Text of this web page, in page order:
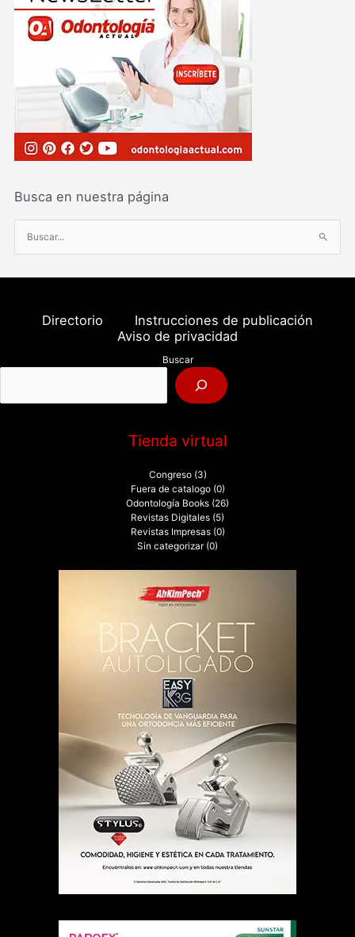
Busca en nuestra página
u
s
o
:
Directorio
Instrucciones de publicación
Aviso de privacidad
Buscar
Tienda virtual
Congreso (3)
Fuera de catalogo (0)
Odontología Books (26)
Revistas Digitales (5)
Revistas Impresas (0)
Sin categorizar (0)